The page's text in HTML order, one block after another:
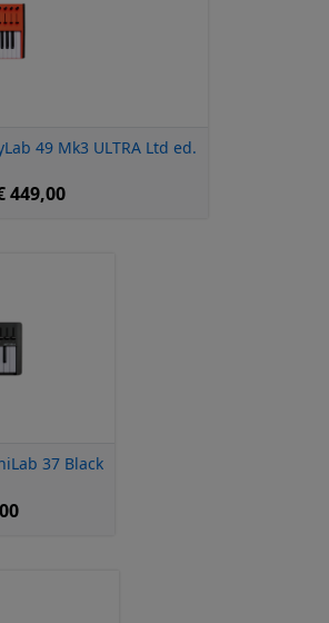
49 Mk3 ULTRA Ltd ed.
449,00
37 Black